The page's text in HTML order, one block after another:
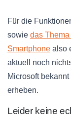
Für die
sowie das
Smartphone also
aktuell noch
Microsoft
erheben.
Leider keine